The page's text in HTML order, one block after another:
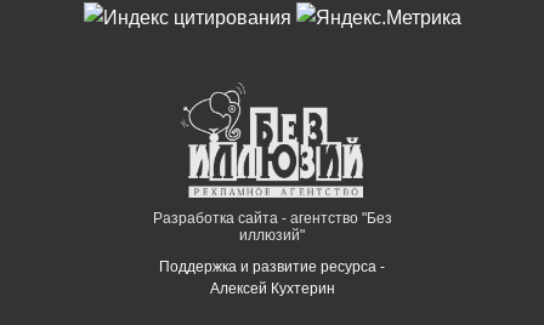
Разработка сайта - агентство "Без
иллюзий"
Поддержка и развитие ресурса -
Алексей Кухтерин